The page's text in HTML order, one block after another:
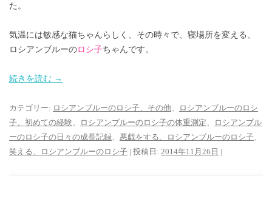
た。
気温には敏感な猫ちゃんらしく、その時々で、寝場所を変える、
ロシアンブルーのロシ子ちゃんです。
続きを読む →
カテゴリー: ロシアンブルーのロシ子、その他
ロシアンブルーのロシ
子、初めての経験
ロシアンブルーのロシ子の体重測定
ロシアンブル
ーのロシ子の日々の成長記録
悪戯をする、ロシアンブルーのロシ子
笑える、ロシアンブルーのロシ子 | 投稿日: 2014年11月26日 |